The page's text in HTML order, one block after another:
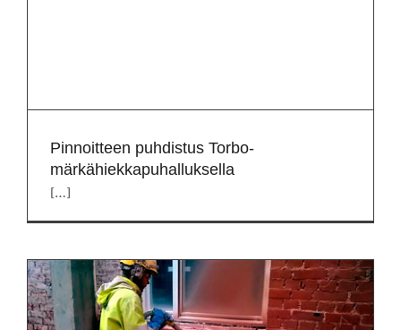
Pinnoitteen puhdistus Torbo-
märkähiekkapuhalluksella
[…]